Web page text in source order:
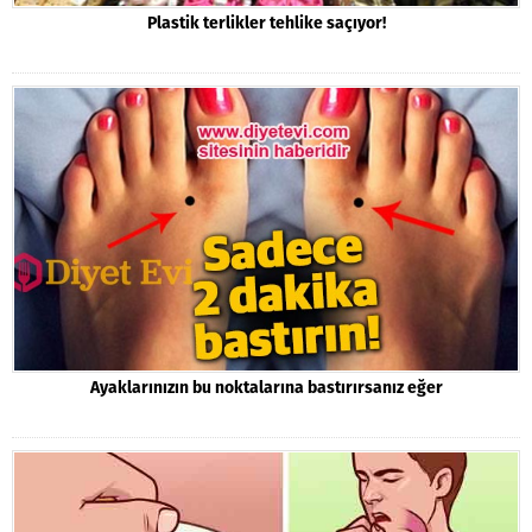
Plastik terlikler tehlike saçıyor!
Ayaklarınızın bu noktalarına bastırırsanız eğer